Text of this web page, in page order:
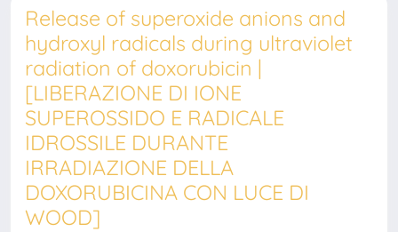
Release of superoxide anions and
hydroxyl radicals during ultraviolet
radiation of doxorubicin |
[LIBERAZIONE DI IONE
SUPEROSSIDO E RADICALE
IDROSSILE DURANTE
IRRADIAZIONE DELLA
DOXORUBICINA CON LUCE DI
WOOD]